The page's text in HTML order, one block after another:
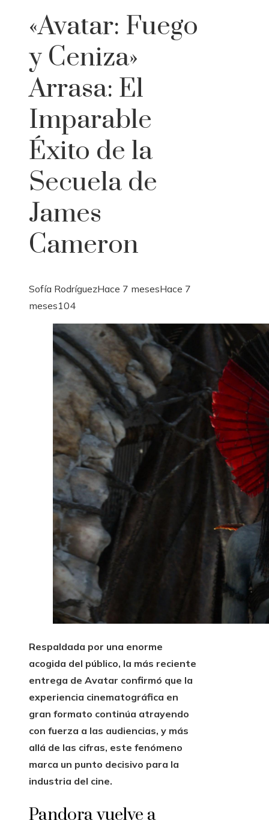
«Avatar: Fuego
y Ceniza»
Arrasa: El
Imparable
Éxito de la
Secuela de
James
Cameron
Sofía RodríguezHace 7 mesesHace 7
meses104
Respaldada por una enorme
acogida del público, la más reciente
entrega de Avatar confirmó que la
experiencia cinematográfica en
gran formato continúa atrayendo
con fuerza a las audiencias, y más
allá de las cifras, este fenómeno
marca un punto decisivo para la
industria del cine.
Pandora vuelve a